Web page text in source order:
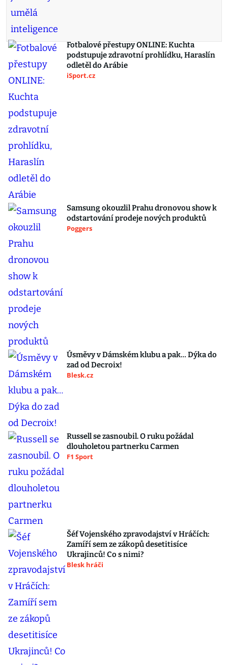
Fotbalové přestupy ONLINE: Kuchta
podstupuje zdravotní prohlídku, Haraslín
odletěl do Arábie
iSport.cz
Samsung okouzlil Prahu dronovou show k
odstartování prodeje nových produktů
Poggers
Úsměvy v Dámském klubu a pak… Dýka do
zad od Decroix!
Blesk.cz
Russell se zasnoubil. O ruku požádal
dlouholetou partnerku Carmen
F1 Sport
Šéf Vojenského zpravodajství v Hráčích:
Zamíří sem ze zákopů desetitisíce
Ukrajinců! Co s nimi?
Blesk hráči